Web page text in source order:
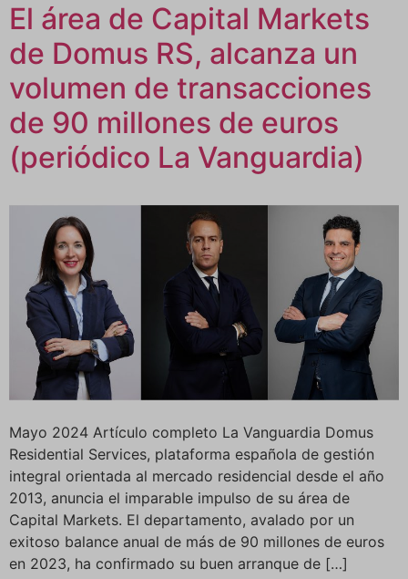
El área de Capital Markets
de Domus RS, alcanza un
volumen de transacciones
de 90 millones de euros
(periódico La Vanguardia)
Mayo 2024 Artículo completo La Vanguardia Domus
Residential Services, plataforma española de gestión
integral orientada al mercado residencial desde el año
2013, anuncia el imparable impulso de su área de
Capital Markets. El departamento, avalado por un
exitoso balance anual de más de 90 millones de euros
en 2023, ha confirmado su buen arranque de […]